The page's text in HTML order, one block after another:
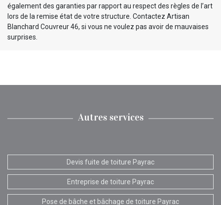
également des garanties par rapport au respect des règles de l’art
lors de la remise état de votre structure. Contactez Artisan
Blanchard Couvreur 46, si vous ne voulez pas avoir de mauvaises
surprises.
Autres services
Devis fuite de toiture Payrac
Entreprise de toiture Payrac
Pose de bâche et bâchage de toiture Payrac